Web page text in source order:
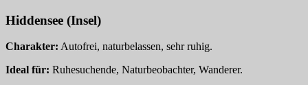
Hiddensee (Insel)
Charakter: Autofrei, naturbelassen, sehr ruhig.
Ideal für: Ruhesuchende, Naturbeobachter, Wanderer.